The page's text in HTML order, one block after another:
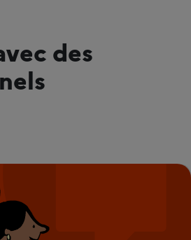
des